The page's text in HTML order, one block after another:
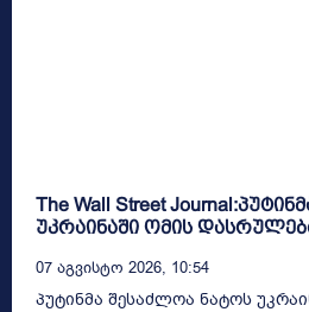
The Wall Street
უკრაინაში ომის
07 Აგვისტო 2026, 10:54
პუტინმა შესაძლოა ნატოს